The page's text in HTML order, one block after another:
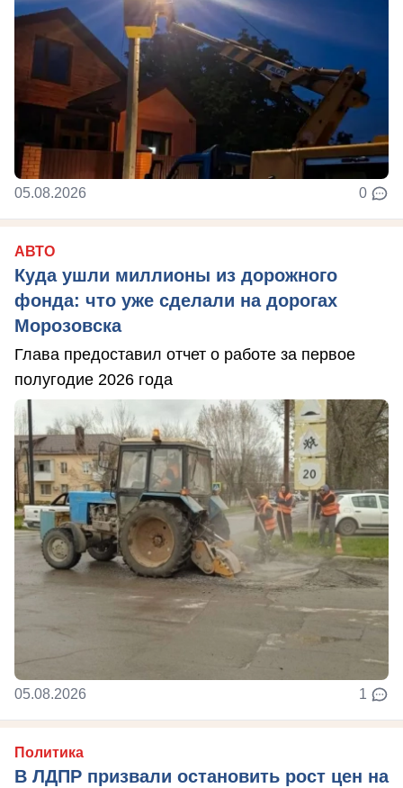
05.08.2026 0
АВТО
Куда ушли миллионы из дорожного
фонда: что уже сделали на дорогах
Морозовска
Глава предоставил отчет о работе за первое
полугодие 2026 года
05.08.2026 1
Политика
В ЛДПР призвали остановить рост цен на